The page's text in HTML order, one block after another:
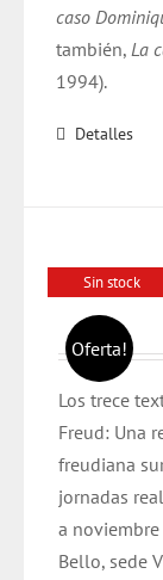
caso
también,La
1994).
Detalles
Sin stock
Oferta!
Los trece
Freud: Una
freudiana
jornadas
a
Bello, sede